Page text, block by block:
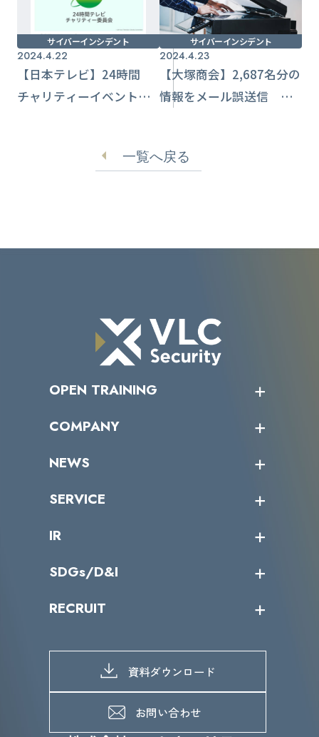
サイバーインシデント
2024.4.22
【日本テレビ】24時間
チャリティーイベントで
サイバーインシデント
2024.4.23
【大塚商会】2,687名分の
情報をメール誤送信 社
一覧へ戻る
OPEN TRAINING
受講者の声
COMPANY
トップメッセージ
ミッション／ビジョン
パートナー企業一覧
NEWS
サイバーニュース
SERVICE
カテゴリー別サービス一覧
IR
IRカレンダー
IRライブラリー
よくあるご質問
SDGs/D&I
当グループのマテリアリティ
SDGs推進体制
D&Iの取り組み
RECRUIT
募集職種一覧
メッセージ
メンバーインタビュー
資料ダウンロード
お問い合わせ